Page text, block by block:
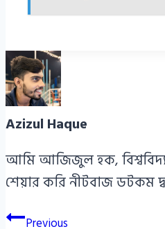
Azizul Haque
আমি আজিজুল হক,
শেয়ার করি নীটবাজ ডটকম
PostPrevious